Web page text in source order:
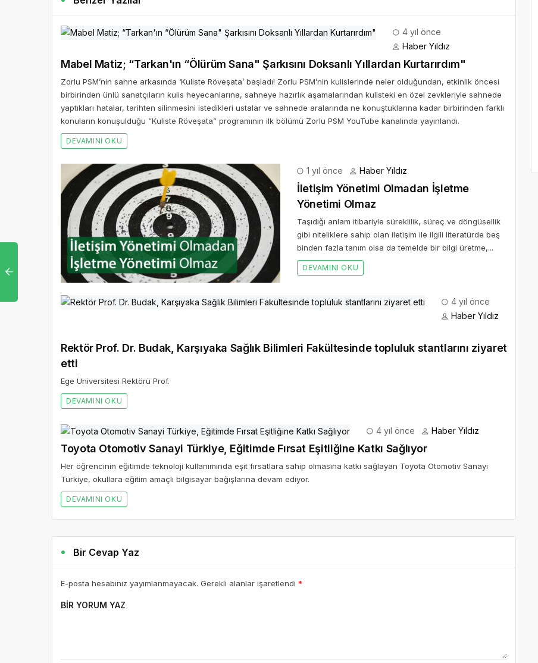
4 yıl önce
Haber Yıldız
Mabel Matiz; “Tarkan'ın “Ölürüm Sana" Şarkısını Doksanlı Yıllardan Kurtarırdım"
Zorlu PSM’nin sahne arkasında ‘Kuliste Röveşata’ başladı! Zorlu PSM’nin kulislerinde neler olduğundan, etkinlik öncesi
birbirinden ünlü sanatçıların kulis heyecanlarına, sahneye hazırlık aşamalarından kulisteki en özel zevkleriyle sahnede
yaptıkları hatalar, tarihten silinmesini istedikleri ustalar ve sahnede aralarında ne konuştuklarına kadar birbirinden farklı
konuların konuşulduğu “Kuliste Röveşata” programının ilk bölümü Zorlu PSM YouTube kanalında yayınlandı.
DEVAMINI OKU
1 yıl önce Haber Yıldız
İletişim Yönetimi Olmadan İşletme
Yönetimi Olmaz
Taşıdığı anlam itibariyle süreklilik, süreç ve döngüsellik
gibi niteliklere sahip olan iletişim ile ilgili literatürde beş
binden fazla tanım olsa da temelde bir bilgi üretme,...
DEVAMINI OKU
4 yıl önce
Haber Yıldız
Rektör Prof. Dr. Budak, Karşıyaka Sağlık Bilimleri Fakültesinde topluluk stantlarını ziyaret
etti
Ege Üniversitesi Rektörü Prof.
DEVAMINI OKU
4 yıl önce Haber Yıldız
Toyota Otomotiv Sanayi Türkiye, Eğitimde Fırsat Eşitliğine Katkı Sağlıyor
Her öğrencinin eğitimde teknoloji kullanımında eşit fırsatlara sahip olmasına katkı sağlayan Toyota Otomotiv Sanayi
Türkiye, okullara eğitim amaçlı bilgisayar bağışlarına devam ediyor.
DEVAMINI OKU
Bir Cevap Yaz
E-posta hesabınız yayımlanmayacak. Gerekli alanlar işaretlendi *
BIR YORUM YAZ